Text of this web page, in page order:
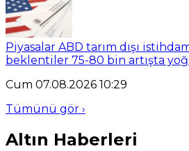
Piyasalar ABD tarım dışı
beklentiler 75-80 bin artışta
Cum 07.08.2026 10:29
Tümünü gör ›
Altın Haberleri